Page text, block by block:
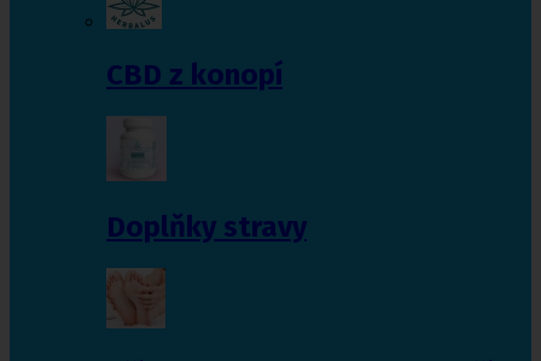
CBD z konopí
Doplňky stravy